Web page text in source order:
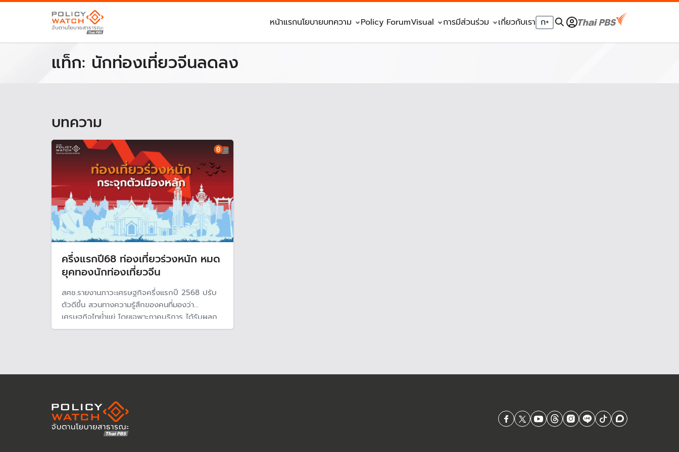
หน้าแรกนโยบายบทความ Policy ForumVisual การมีส่วนร่วม เกี่ยวกับเรา ก+
แท็ก: นักท่องเที่ยวจีนลดลง
บทความ
ครึ่งแรกปี68 ท่องเที่ยวร่วงหนัก หมด
ยุคทองนักท่องเที่ยวจีน
สศช.รายงานภาวะเศรษฐกิจครึ่งแรกปี 2568 ปรับ
ตัวดีขึ้น สวนทางความรู้สึกของคนที่มองว่า
เศรษฐกิจไทย่ำแย่ โดยเฉพาะภาคบริการ ได้รับผลก
ระทบนักท่องเที่ยวต่างชาติลดลงต่อเนื่อง และกระจุก